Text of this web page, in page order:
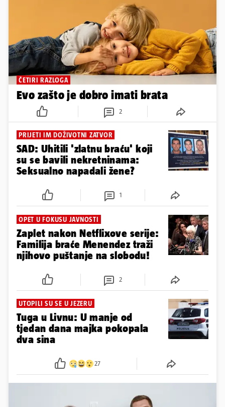
ČETIRI RAZLOGA
Evo zašto je dobro imati brata
2
PRIJETI IM DOŽIVOTNI ZATVOR
SAD: Uhitili 'zlatnu braću' koji
su se bavili nekretninama:
Seksualno napadali žene?
1
OPET U FOKUSU JAVNOSTI
Zaplet nakon Netflixove serije:
Familija braće Menendez traži
njihovo puštanje na slobodu!
2
UTOPILI SU SE U JEZERU
Tuga u Livnu: U manje od
tjedan dana majka pokopala
dva sina
27